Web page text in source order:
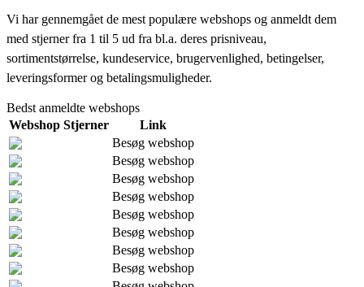
Vi har gennemgået de mest populære webshops og anmeldt dem
med stjerner fra 1 til 5 ud fra bl.a. deres prisniveau,
sortimentstørrelse, kundeservice, brugervenlighed, betingelser,
leveringsformer og betalingsmuligheder.
Bedst anmeldte webshops
Webshop Stjerner
Link
Besøg webshop
Besøg webshop
Besøg webshop
Besøg webshop
Besøg webshop
Besøg webshop
Besøg webshop
Besøg webshop